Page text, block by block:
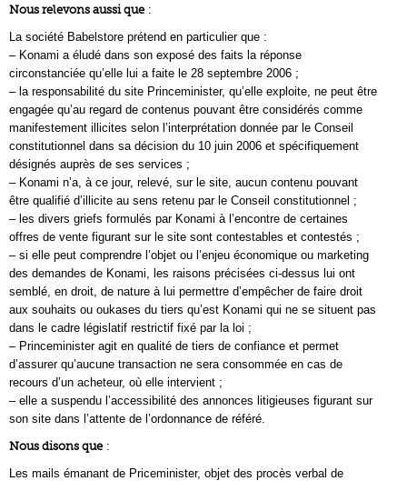
Nous relevons aussi que :
La société Babelstore prétend en particulier que :
– Konami a éludé dans son exposé des faits la réponse
circonstanciée qu’elle lui a faite le 28 septembre 2006 ;
– la responsabilité du site Princeminister, qu’elle exploite, ne peut être
engagée qu’au regard de contenus pouvant être considérés comme
manifestement illicites selon l’interprétation donnée par le Conseil
constitutionnel dans sa décision du 10 juin 2006 et spécifiquement
désignés auprès de ses services ;
– Konami n’a, à ce jour, relevé, sur le site, aucun contenu pouvant
être qualifié d’illicite au sens retenu par le Conseil constitutionnel ;
– les divers griefs formulés par Konami à l’encontre de certaines
offres de vente figurant sur le site sont contestables et contestés ;
– si elle peut comprendre l’objet ou l’enjeu économique ou marketing
des demandes de Konami, les raisons précisées ci-dessus lui ont
semblé, en droit, de nature à lui permettre d’empêcher de faire droit
aux souhaits ou oukases du tiers qu’est Konami qui ne se situent pas
dans le cadre législatif restrictif fixé par la loi ;
– Princeminister agit en qualité de tiers de confiance et permet
d’assurer qu’aucune transaction ne sera consommée en cas de
recours d’un acheteur, où elle intervient ;
– elle a suspendu l’accessibilité des annonces litigieuses figurant sur
son site dans l’attente de l’ordonnance de référé.
Nous disons que :
Les mails émanant de Priceminister, objet des procès verbal de